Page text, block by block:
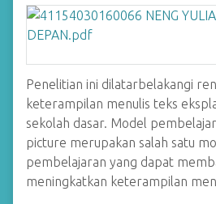
Penelitian ini dilatarbelakangi
keterampilan menulis teks
sekolah dasar. Model
picture merupakan salah satu
pembelajaran yang dapat
meningkatkan keterampilan